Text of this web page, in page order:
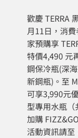
歡慶 TERRA
月11日，消
家預購享
特價4,490 元
鋼保冷瓶(深
新鋼瓶)。至
可享3,990元
型專用水瓶
加購
活動資訊請至